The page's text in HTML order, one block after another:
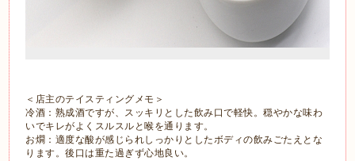
＜店主のテイスティングメモ＞
冷酒：熟成酒ですが、スッキリとした飲み口で軽快。穏やかな味わ
いでキレがよくスルスルと喉を通ります。
お燗：適度な酸が感じられしっかりとしたボディの飲みごたえとな
ります。後口は重た過ぎず心地良い。